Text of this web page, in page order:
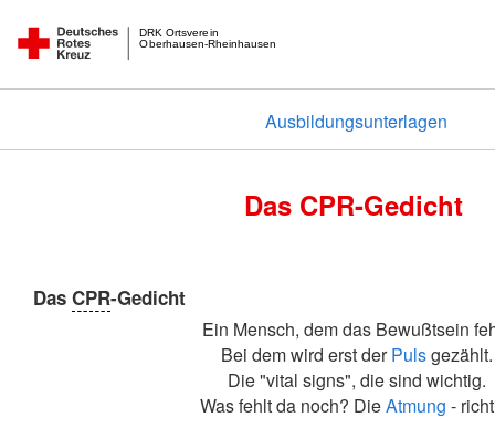
Oberhausen-Rheinhausen
DRK Ortsverein
Ausbildungsunterlagen
Das CPR-Gedicht
Das CPR-Gedicht
Ein Mensch, dem das Bewußtsein
Bei dem wird erst derPulsgezählt.
Die "vital signs", die sind wichtig.
Was fehlt da noch? DieAtmung -